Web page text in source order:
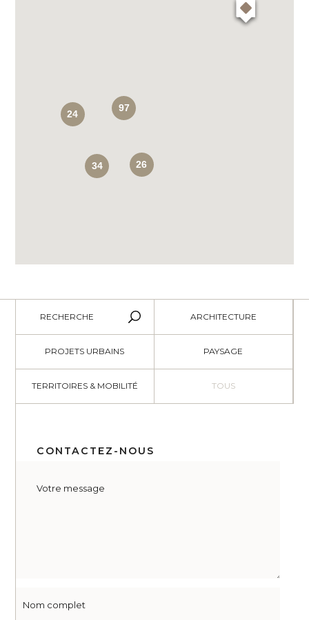
34
97
24
26
RECHERCHE ARCHITECTURE
PROJETS URBAINS PAYSAGE
TERRITOIRES & MOBILITÉ TOUS
CONTACTEZ-NOUS